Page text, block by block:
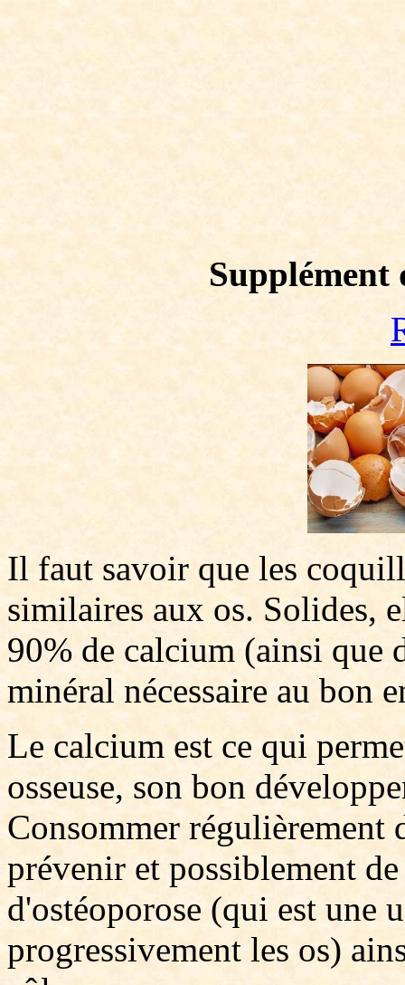
Supplément
Il faut savoir que les
similaires aux os. Solides,
90% de calcium (ainsi que
minéral nécessaire au bon
Le calcium est ce qui
osseuse, son bon
Consommer régulièrement
prévenir et possiblement
d'ostéoporose (qui est une
progressivement les os)